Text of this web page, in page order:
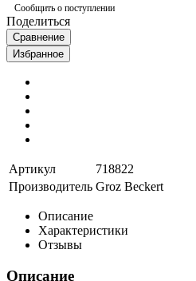
Сообщить о поступлении
Поделиться
Сравнение
Избранное
Артикул
718822
Производитель Groz Beckert
Описание
Характеристики
Отзывы
Описание